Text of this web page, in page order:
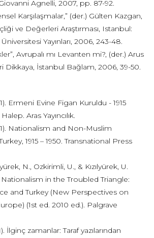
Agnelli, 2007, pp. 87-92.
Karşılaşmalar,” (der.) Gülten Kazgan,
ve Değerleri Araştırması, Istanbul:
Yayınları, 2006, 243-48.
Avrupalı mı Levanten mi?, (der.) Arus
Dikkaya, İstanbul Bağlam, 2006, 39-50.
Ermeni Evine Figan Kuruldu - 1915
Aras Yayıncılık.
Nationalism and Non-Muslim
1915 – 1950. Transnational Press
N., Ozkirimli, U., & Kızılyürek, U.
Nationalism in the Troubled Triangle:
and Turkey (New Perspectives on
(1st ed. 2010 ed.). Palgrave
İlginç zamanlar: Taraf yazılarından